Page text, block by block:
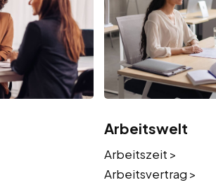
Arbeitswelt
Arbeitszeit >
Arbeitsvertrag >